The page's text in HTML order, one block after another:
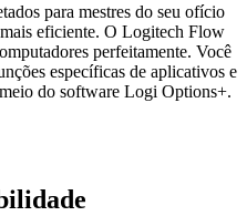
para mestres do seu ofício
eficiente. O Logitech Flow
perfeitamente. Você
específicas de aplicativos e
do software Logi Options+.